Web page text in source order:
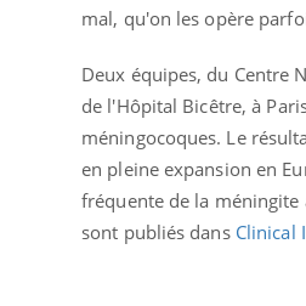
mal, qu'on les opère
Deux équipes, du Centre
de l'Hôpital Bicêtre, à
méningocoques. Le
en pleine expansion en
fréquente de la méningite
sont publiés dans Clinical
Eczéma Chronique des Mains :
préparer pour l’été !Youtube
L'été arrive… et avec lui, un tout
rythme de vie ! Vacances, plage,